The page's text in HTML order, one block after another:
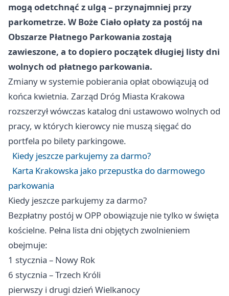
mogą odetchnąć z ulgą – przynajmniej przy
parkometrze. W Boże Ciało opłaty za postój na
Obszarze Płatnego Parkowania zostają
zawieszone, a to dopiero początek długiej listy dni
wolnych od płatnego parkowania.
Zmiany w systemie pobierania opłat obowiązują od
końca kwietnia. Zarząd Dróg Miasta Krakowa
rozszerzył wówczas katalog dni ustawowo wolnych od
pracy, w których kierowcy nie muszą sięgać do
portfela po bilety parkingowe.
Kiedy jeszcze parkujemy za darmo?
Karta Krakowska jako przepustka do darmowego
parkowania
Kiedy jeszcze parkujemy za darmo?
Bezpłatny postój w OPP obowiązuje nie tylko w święta
kościelne. Pełna lista dni objętych zwolnieniem
obejmuje:
1 stycznia – Nowy Rok
6 stycznia – Trzech Króli
pierwszy i drugi dzień Wielkanocy